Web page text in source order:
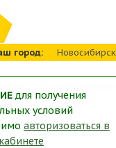
город Новосибирск
для получения
условий
авторизоваться в